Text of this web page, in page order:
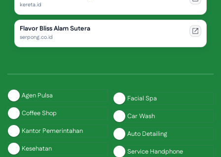
kereta.id
Flavor Bliss Alam Sutera
serpong.co.id
Agen Pulsa
Coffee Shop
Kantor Pemerintahan
Kesehatan
Facial Spa
Car Wash
Auto Detailing
Service Handphone